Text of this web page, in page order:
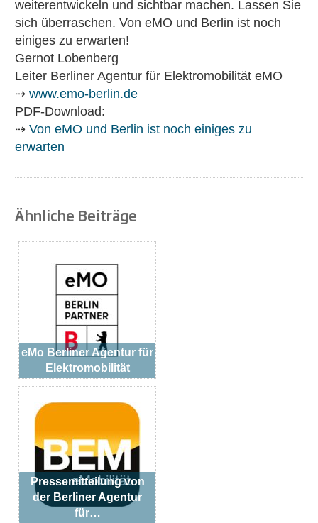
weiterentwickeln und sichtbar machen. Lassen Sie
sich überraschen. Von eMO und Berlin ist noch
einiges zu erwarten!
Gernot Lobenberg
Leiter Berliner Agentur für Elektromobilität eMO
⇢ www.emo-berlin.de
PDF-Download:
⇢ Von eMO und Berlin ist noch einiges zu
erwarten
Ähnliche Beiträge
eMo Berliner Agentur für
Elektromobilität
Pressemitteilung von
der Berliner Agentur
für…